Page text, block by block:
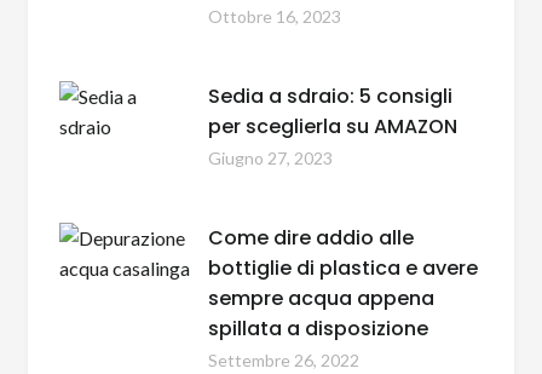
Ottobre 16, 2023
Sedia a sdraio: 5 consigli
per sceglierla su AMAZON
Giugno 27, 2023
Come dire addio alle
bottiglie di plastica e avere
sempre acqua appena
spillata a disposizione
Settembre 26, 2022